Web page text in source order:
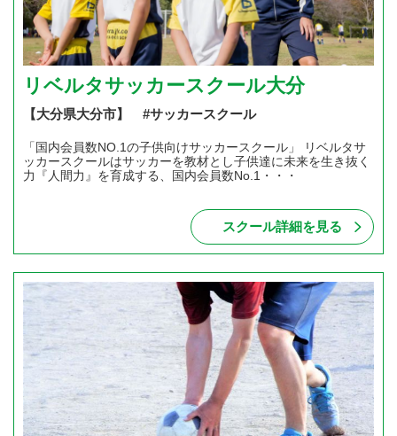
リベルタサッカースクール大分
【大分県大分市】 #サッカースクール
「国内会員数NO.1の子供向けサッカースクール」 リベルタサ
ッカースクールはサッカーを教材とし子供達に未来を生き抜く
力『人間力』を育成する、国内会員数No.1・・・
スクール詳細を見る